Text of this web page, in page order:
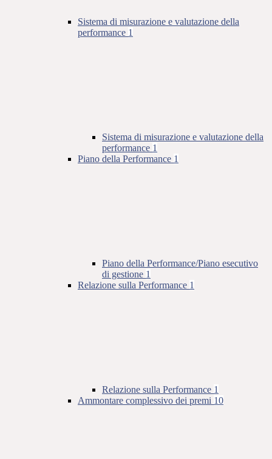
Sistema di misurazione e valutazione della
performance 1
Sistema di misurazione e valutazione della
performance 1
Piano della Performance 1
Piano della Performance/Piano esecutivo
di gestione 1
Relazione sulla Performance 1
Relazione sulla Performance 1
Ammontare complessivo dei premi 10